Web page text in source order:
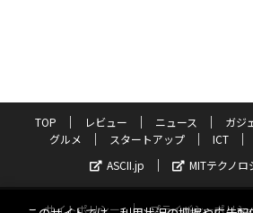
TOP レビュー ニュース ガジ
グルメ
スタートアップ ICT
ASCII.jp
MITテクノロ
サイトポリシー プライバシーポリシ